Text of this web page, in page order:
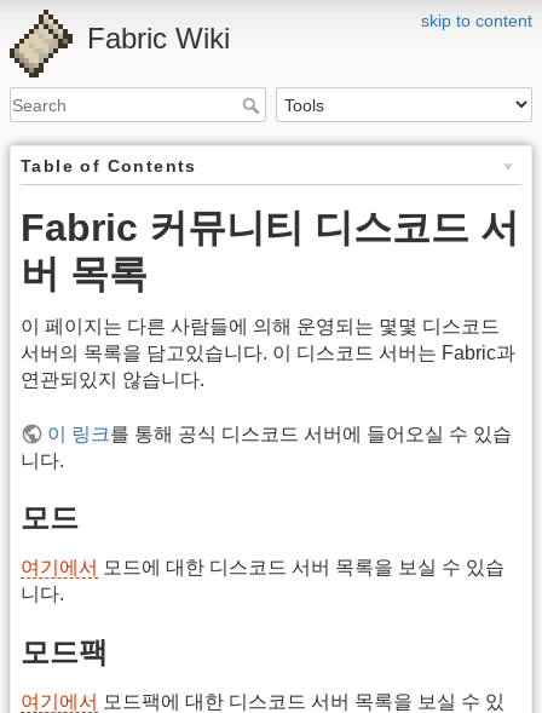
skip to content
Fabric Wiki
Table of Contents
Fabric 커뮤니티 디스코드 서
버 목록
이 페이지는 다른 사람들에 의해 운영되는 몇몇 디스코드
서버의 목록을 담고있습니다. 이 디스코드 서버는 Fabric과
연관되있지 않습니다.
이 링크를 통해 공식 디스코드 서버에 들어오실 수 있습
니다.
모드
여기에서 모드에 대한 디스코드 서버 목록을 보실 수 있습
니다.
모드팩
여기에서 모드팩에 대한 디스코드 서버 목록을 보실 수 있